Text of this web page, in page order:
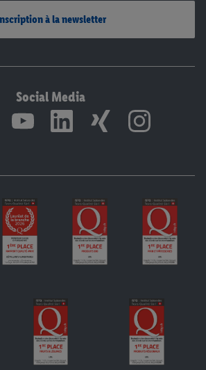
à la newsletter
Social Media